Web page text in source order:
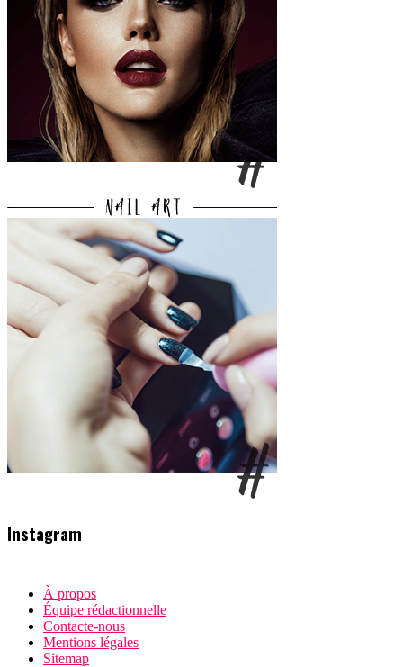
Instagram
À propos
Équipe rédactionnelle
Contacte-nous
Mentions légales
Sitemap